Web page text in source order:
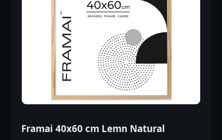
Framai 40x60 cm Lemn Natural